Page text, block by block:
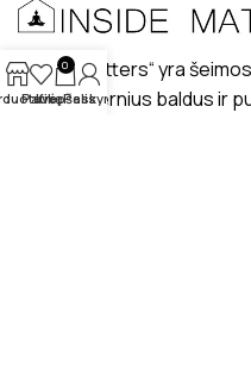
„Inside matters“ yra
kurti modernius baldus ir
Patikę
0
Krepšelis
Paskyra